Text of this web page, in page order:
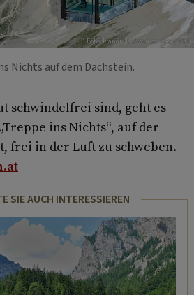
Foto: Planai Hochwurzen/Gery Wolf
Nichts auf dem Dachstein.
schwindelfrei sind, geht es
ins Nichts“, auf der
frei in der Luft zu schweben.
SIE AUCH INTERESSIEREN